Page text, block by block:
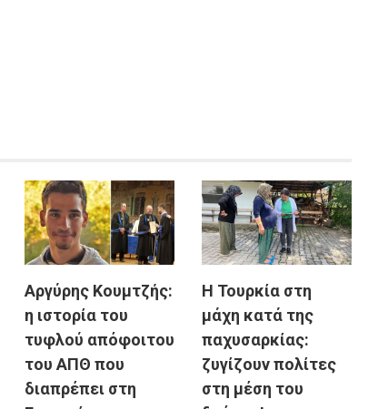
Αργύρης Κουμτζής:
η ιστορία του
τυφλού απόφοιτου
του ΑΠΘ που
διαπρέπει στη
Η Τουρκία στη
μάχη κατά της
παχυσαρκίας:
ζυγίζουν πολίτες
στη μέση του